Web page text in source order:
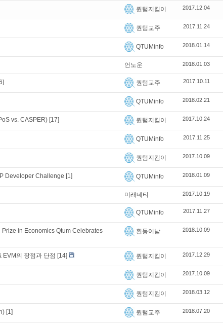
퀀텀지킴이 2017.12.04
퀀텀교주 2017.11.24
QTUMinfo 2018.01.14
언노운 2018.01.03
퀀텀교주 2017.10.11
QTUMinfo 2018.02.21
vs. CASPER) [17] 퀀텀지킴이 2017.10.24
QTUMinfo 2017.11.25
퀀텀지킴이 2017.10.09
Developer Challenge [1] QTUMinfo 2018.01.09
미래네티 2017.10.19
QTUMinfo 2017.11.27
in Economics Qtum Celebrates
흰둥이남 2018.10.09
EVM의 장점과 단점 [14] 퀀텀지킴이 2017.12.29
퀀텀지킴이 2017.10.09
퀀텀지킴이 2018.03.12
[1] 퀀텀교주 2018.07.20